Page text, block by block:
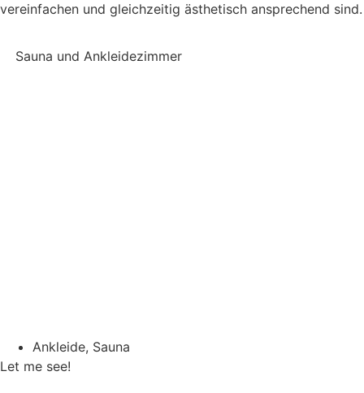
vereinfachen und gleichzeitig ästhetisch ansprechend sind.
Sauna und Ankleidezimmer
Ankleide, Sauna
Let me see!